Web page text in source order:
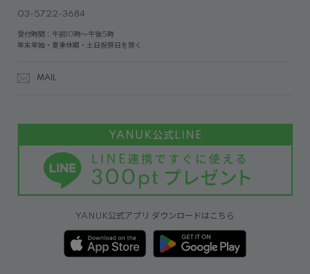
03-5722-3684
受付時間：午前10時～午後5時
年末年始・夏季休暇・土日祝祭日を除く
MAIL
YANUK公式アプリ ダウンロードはこちら